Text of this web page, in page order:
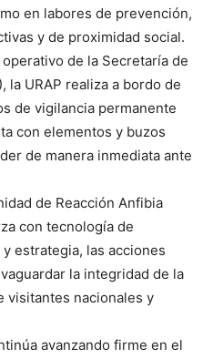
en labores de prevención,
y de proximidad social.
de la Secretaría de
la URAP realiza a bordo de
de vigilancia permanente
con elementos y buzos
de manera inmediata ante
de Reacción Anfibia
con tecnología de
estrategia, las acciones
la integridad de la
visitantes nacionales y
avanzando firme en el